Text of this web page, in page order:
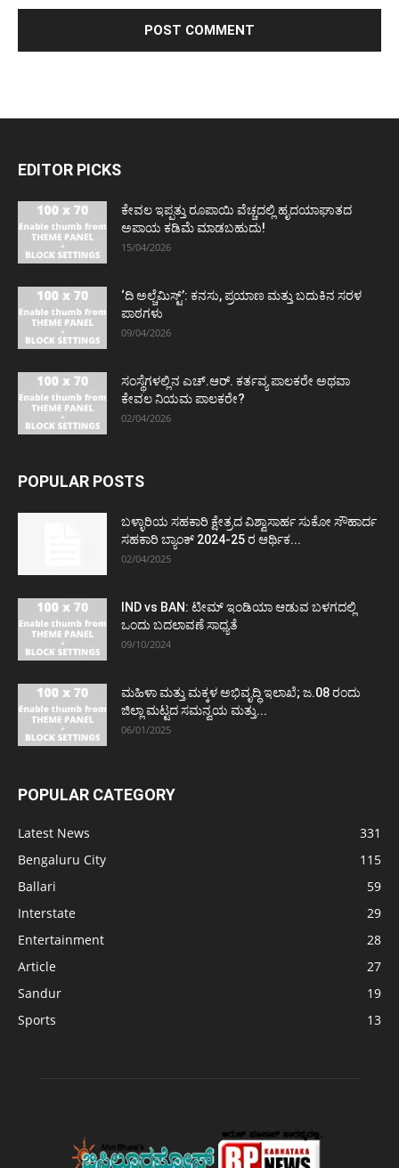
EDITOR PICKS
ಕೇವಲ ಇಪ್ಪತ್ತು ರೂಪಾಯಿ ವೆಚ್ಚದಲ್ಲಿ ಹೃದಯಾಘಾತದ
ಅಪಾಯ ಕಡಿಮೆ ಮಾಡಬಹುದು!
15/04/2026
‘ದಿ ಅಲ್ಚೆಮಿಸ್ಟ್’: ಕನಸು, ಪ್ರಯಾಣ ಮತ್ತು ಬದುಕಿನ ಸರಳ
ಪಾಠಗಳು
09/04/2026
ಸಂಸ್ಥೆಗಳಲ್ಲಿನ ಎಚ್.ಆರ್. ಕರ್ತವ್ಯ ಪಾಲಕರೇ ಅಥವಾ
ಕೇವಲ ನಿಯಮ ಪಾಲಕರೇ?
02/04/2026
POPULAR POSTS
ಬಳ್ಳಾರಿಯ ಸಹಕಾರಿ ಕ್ಷೇತ್ರದ ವಿಶ್ವಾಸಾರ್ಹ ಸುಕೋ ಸೌಹಾರ್ದ
ಸಹಕಾರಿ ಬ್ಯಾಂಕ್ 2024-25 ರ ಆರ್ಥಿಕ...
02/04/2025
IND vs BAN: ಟೀಮ್ ಇಂಡಿಯಾ ಆಡುವ ಬಳಗದಲ್ಲಿ
ಒಂದು ಬದಲಾವಣೆ ಸಾಧ್ಯತೆ
09/10/2024
ಮಹಿಳಾ ಮತ್ತು ಮಕ್ಕಳ ಅಭಿವೃದ್ಧಿ ಇಲಾಖೆ; ಜ.08 ರಂದು
ಜಿಲ್ಲಾ ಮಟ್ಟದ ಸಮನ್ವಯ ಮತ್ತು...
06/01/2025
POPULAR CATEGORY
Latest News
331
Bengaluru City
115
Ballari
59
Interstate
29
Entertainment
28
Article
27
Sandur
19
Sports
13